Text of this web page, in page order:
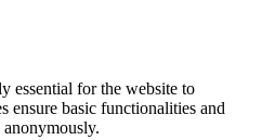
essential for the website to
ensure basic functionalities and